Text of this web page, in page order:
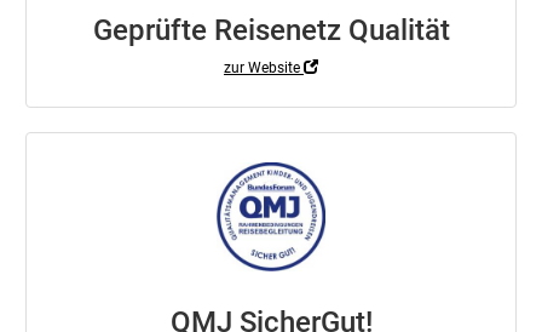
Geprüfte Reisenetz Qualität
zur Website
QMJ SicherGut!